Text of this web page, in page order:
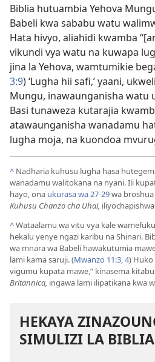
Biblia hutuambia Yehova
Babeli kwa sababu watu
Hata hivyo, aliahidi kwamba
vikundi vya watu na kuwapa
jina la Yehova, wamtumikie
3:9) ‘Lugha hii safi,’ yaani,
Mungu, inawaunganisha watu
Basi tunaweza kutarajia
atawaunganisha wanadamu
lugha moja, na kuondoa
^ Nadharia kuhusu lugha hasa
wanadamu walitokana na nyani. Ili
hayo, ona ukurasa wa 27-29wa broshua
Kuhusu Chanzo cha Uhai,
^Wataalamu wa vitu vya kale
hekalu yenye ngazi karibu na Shinari.
wa mnara wa Babeli hawakutumia
lami kama saruji. (Mwanzo 11:3, 4) Huko
vigumu kupata mawe,” kinasema kitabu
Britannica, ingawa lami ilipatikana kwa
HEKAYA
SIMULIZI LA BIBLIA